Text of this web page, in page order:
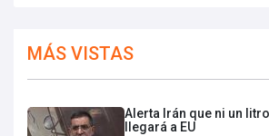
MÁS VISTAS
Alerta Irán que ni un
llegará a EU